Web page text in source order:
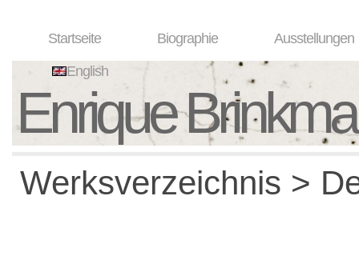
Startseite Biographie Ausstellungen
English
Enrique
Werksverzeichnis >